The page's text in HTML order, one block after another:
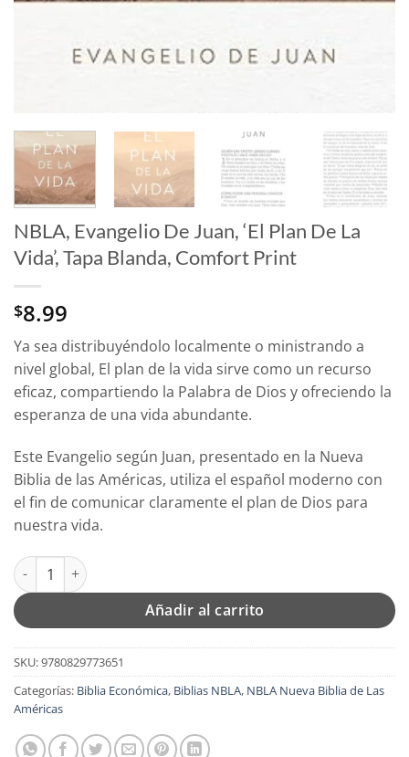
NBLA, Evangelio De Juan, ‘El Plan De La
Vida’, Tapa Blanda, Comfort Print
$8.99
Ya sea distribuyéndolo localmente o ministrando a
nivel global, El plan de la vida sirve como un recurso
eficaz, compartiendo la Palabra de Dios y ofreciendo la
esperanza de una vida abundante.
Este Evangelio según Juan, presentado en la Nueva
Biblia de las Américas, utiliza el español moderno con
el fin de comunicar claramente el plan de Dios para
nuestra vida.
NBLA, Evangelio De Juan, 'El Plan De La Vida', Tapa Blanda,
Añadir al carrito
SKU:9780829773651
Categorías: Biblia Económica, Biblias NBLA, NBLA Nueva Biblia de Las
Américas